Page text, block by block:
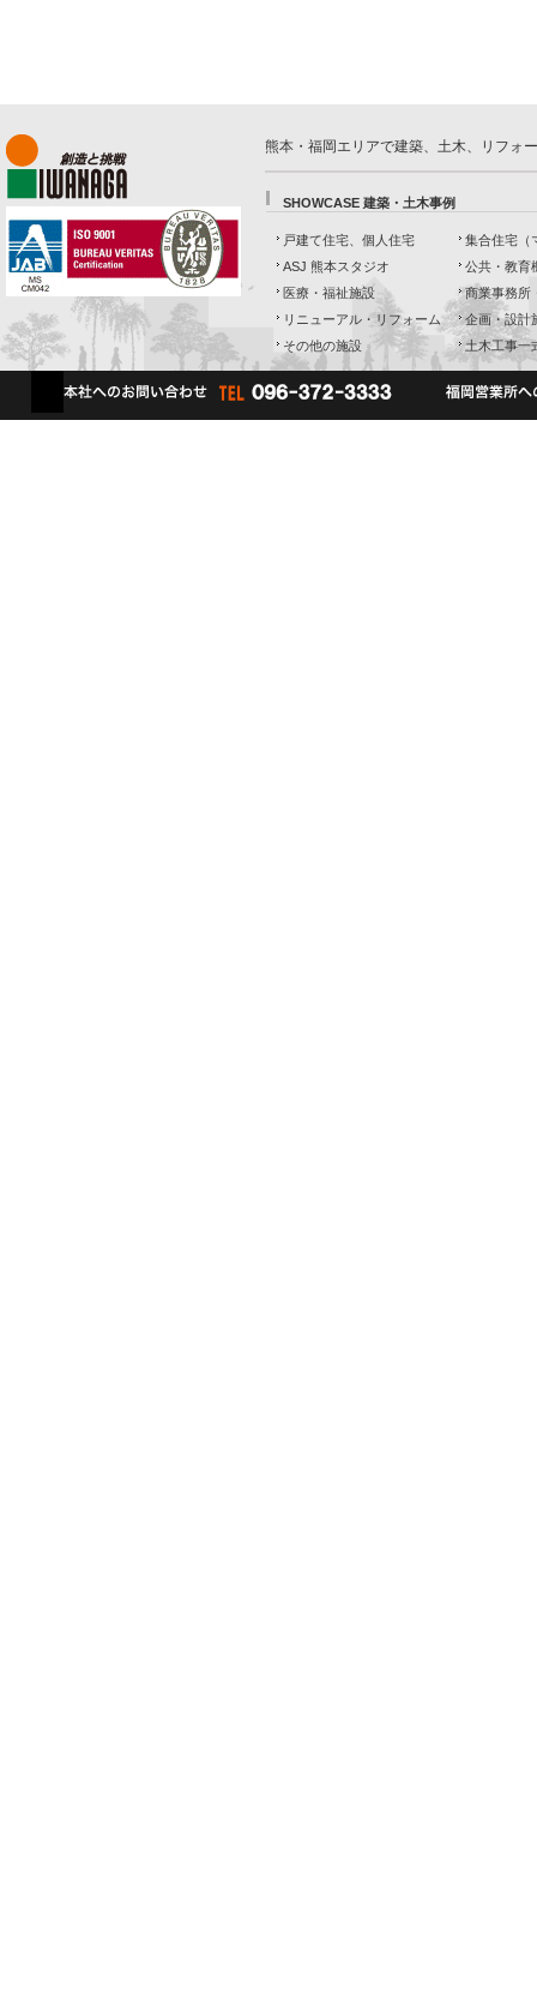
熊本・福岡エリアで建築、土木、リフォ
SHOWCASE 建築・土木事例
戸建て住宅、個人住宅
ASJ 熊本スタジオ
医療・福祉施設
リニューアル・リフォーム
その他の施設
集合住宅（
公共・教育
商業事務所
企画・設計
土木工事一